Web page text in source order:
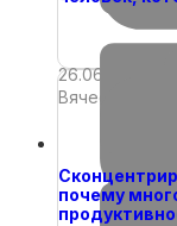
26.06.2026
Вячеслав
почему